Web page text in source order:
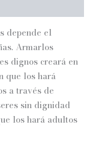
depende el
Armarlos
dignos creará en
que los hará
a través de
sin dignidad
los hará adultos